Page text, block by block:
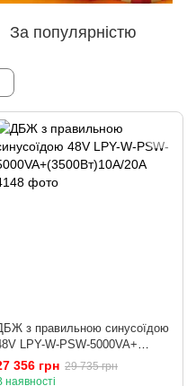
За популярністю
з правильною синусоїдою
LPY-W-PSW-5000VA+
20A
356 грн 29 735 грн
наявності